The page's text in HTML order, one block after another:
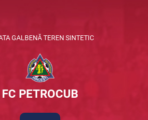
GALBENĂ TEREN SINTETIC
FC PETROCUB